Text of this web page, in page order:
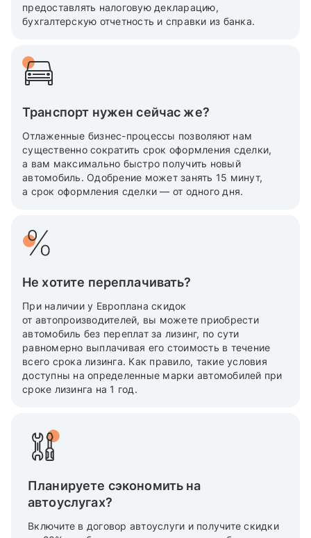
предоставлять налоговую декларацию,
бухгалтерскую отчетность и справки из банка.
Транспорт нужен сейчас же?
Отлаженные бизнес-процессы позволяют нам
существенно сократить срок оформления сделки,
а вам максимально быстро получить новый
автомобиль. Одобрение может занять 15 минут,
а срок оформления сделки — от одного дня.
Не хотите переплачивать?
При наличии у Европлана скидок
от автопроизводителей, вы можете приобрести
автомобиль без переплат за лизинг, по сути
равномерно выплачивая его стоимость в течение
всего срока лизинга. Как правило, такие условия
доступны на определенные марки автомобилей при
сроке лизинга на 1 год.
Планируете сэкономить на
автоуслугах?
Включите в договор автоуслуги и получите скидки